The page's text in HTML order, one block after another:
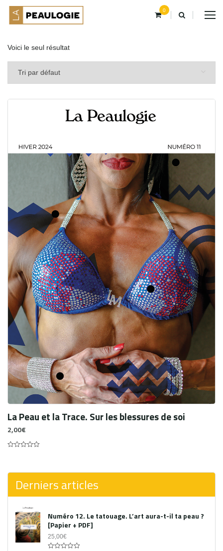
0
Voici le seul résultat
La Peau et la Trace. Sur les blessures de soi
2,00€
5
Derniers articles
Numéro 12. Le tatouage. L’art aura-t-il ta peau ?
[Papier + PDF]
25,00€